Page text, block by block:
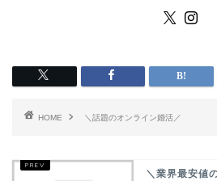
HOME ＼話題のオンライン婚活／
＼業界最安値